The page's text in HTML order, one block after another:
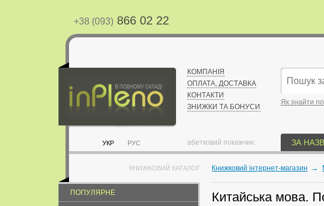
+38 (093) 866 02 22
УКР РУС
КОМПАНІЯ
ОПЛАТА, ДОСТАВКА
КОНТАКТИ
ЗНИЖКИ ТА БОНУСИ
Як знайти
абетковий покажчик: ЗА
КНИЖКОВИЙ КАТАЛОГ
ПОПУЛЯРНЕ
Книжковий інтернет-магазин →
Китайська мова.